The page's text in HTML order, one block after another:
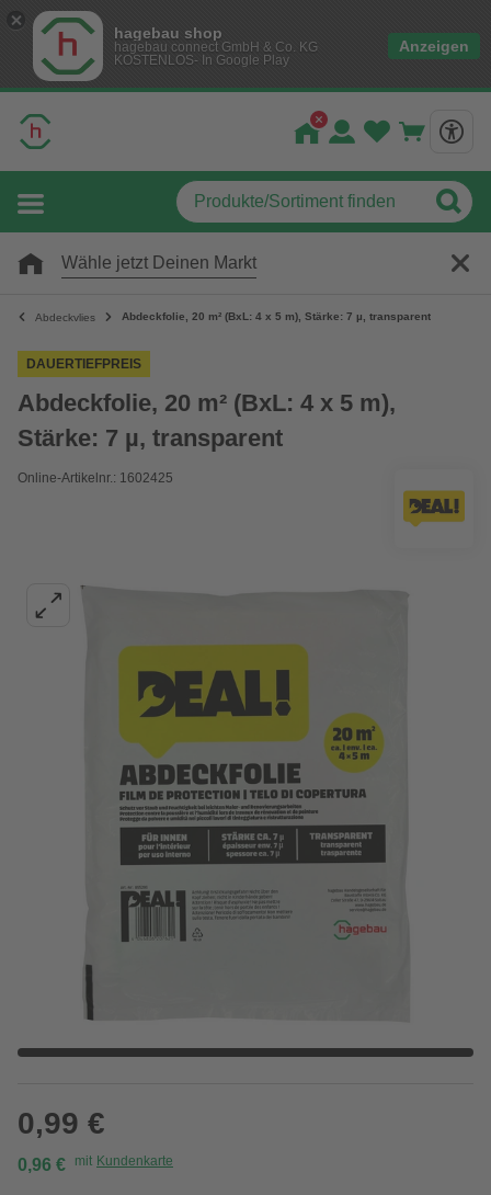
hagebau shop
hagebau connect GmbH & Co. KG
KOSTENLOS- In Google Play
Anzeigen
Wähle jetzt Deinen Markt
Abdeckvlies Abdeckfolie, 20 m² (BxL: 4 x 5 m), Stärke: 7 µ, transparent
DAUERTIEFPREIS
Abdeckfolie, 20 m² (BxL: 4 x 5 m),
Stärke: 7 µ, transparent
Online-Artikelnr.: 1602425
0,99 €
0,96 € mit Kundenkarte